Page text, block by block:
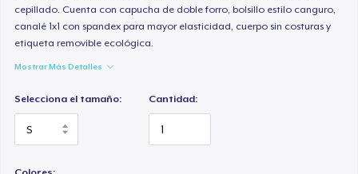
cepillado. Cuenta con capucha de doble forro, bolsillo estilo canguro,
canalé 1x1 con spandex para mayor elasticidad, cuerpo sin costuras y
etiqueta removible ecológica.
Mostrar Más Detalles
Selecciona el tamaño: Cantidad: